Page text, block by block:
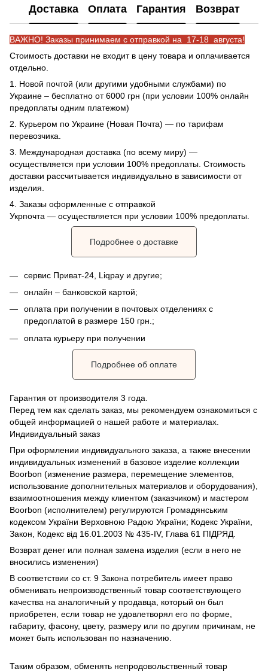
Доставка Оплата Гарантия Возврат
ВАЖНО! Заказы принимаем с отправкой на 17-18 августа!
Стоимость доставки не входит в цену товара и оплачивается
отдельно.
1. Новой почтой (или другими удобными службами) по
Украине – бесплатно от 6000 грн (при условии 100% онлайн
предоплаты одним платежом)
2. Курьером по Украине (Новая Почта) — по тарифам
перевозчика.
3. Международная доставка (по всему миру) —
осуществляется при условии 100% предоплаты. Стоимость
доставки рассчитывается индивидуально в зависимости от
изделия.
4. Заказы оформленные с отправкой
Укрпочта — осуществляется при условии 100% предоплаты.
Подробнее о доставке
сервис Приват-24, Liqpay и другие;
онлайн – банковской картой;
оплата при получении в почтовых отделениях с
предоплатой в размере 150 грн.;
оплата курьеру при получении
Подробнее об оплате
Гарантия от производителя 3 года.
Перед тем как сделать заказ, мы рекомендуем ознакомиться с
общей информацией о нашей работе и материалах.
Индивидуальный заказ
При оформлении индивидуального заказа, а также внесении
индивидуальных изменений в базовое изделие коллекции
Boorbon (изменение размера, перемещение элементов,
использование дополнительных материалов и оборудования),
взаимоотношения между клиентом (заказчиком) и мастером
Boorbon (исполнителем) регулируются Громадянським
кодексом України Верховною Радою України; Кодекс України,
Закон, Кодекс від 16.01.2003 № 435-IV, Глава 61 ПІДРЯД.
Возврат денег или полная замена изделия (если в него не
вносились изменения)
В соответствии со ст. 9 Закона потребитель имеет право
обменивать непроизводственный товар соответствующего
качества на аналогичный у продавца, который он был
приобретен, если товар не удовлетворял его по форме,
габариту, фасону, цвету, размеру или по другим причинам, не
может быть использован по назначению.
Таким образом, обменять непродовольственный товар